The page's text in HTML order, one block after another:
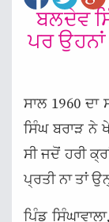
ਬਲਦੇਵ
ਪਰ ਉਹਨਾਂ
ਸਾਲ 1960
ਸਿੰਘ ਬਰਾੜ ਨੇ
ਸੀ ਜਦੋਂ ਹਰੀ
ਪ੍ਰਤੀ ਨਾ ਤਾਂ
ਪਿੰਡ